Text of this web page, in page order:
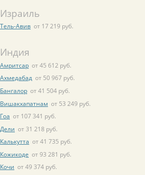
Израиль
Тель-Авив от 17 219 руб.
Индия
Амритсар от 45 612 руб.
Ахмедабад от 50 967 руб.
Бангалор от 41 504 руб.
Вишакхапатнам от 53 249 руб.
Гоа от 107 341 руб.
Дели от 31 218 руб.
Калькутта от 41 735 руб.
Кожикоде от 93 281 руб.
Кочи от 49 374 руб.